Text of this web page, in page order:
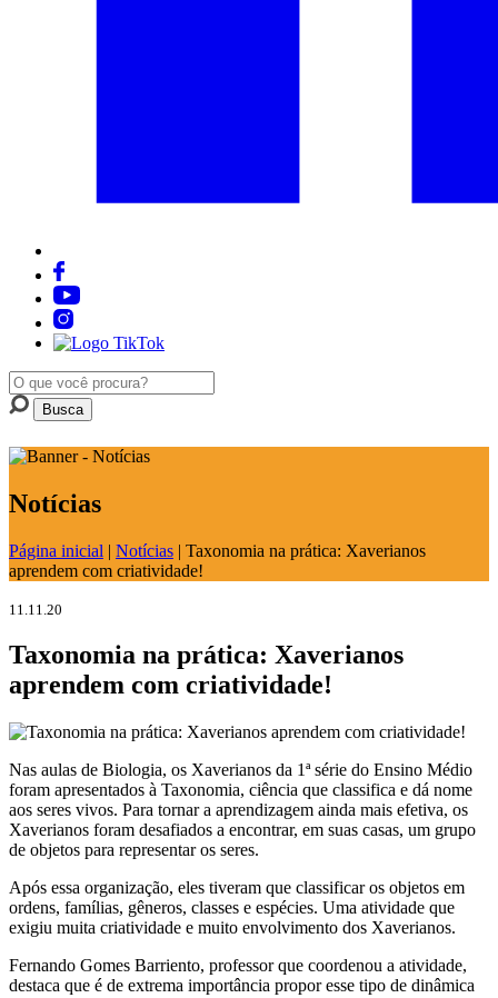
Notícias
Página inicial | Notícias | Taxonomia na prática: Xaverianos
aprendem com criatividade!
11.11.20
Taxonomia na prática: Xaverianos
aprendem com criatividade!
Nas aulas de Biologia, os Xaverianos da 1ª série do Ensino Médio
foram apresentados à Taxonomia, ciência que classifica e dá nome
aos seres vivos. Para tornar a aprendizagem ainda mais efetiva, os
Xaverianos foram desafiados a encontrar, em suas casas, um grupo
de objetos para representar os seres.
Após essa organização, eles tiveram que classificar os objetos em
ordens, famílias, gêneros, classes e espécies. Uma atividade que
exigiu muita criatividade e muito envolvimento dos Xaverianos.
Fernando Gomes Barriento, professor que coordenou a atividade,
destaca que é de extrema importância propor esse tipo de dinâmica